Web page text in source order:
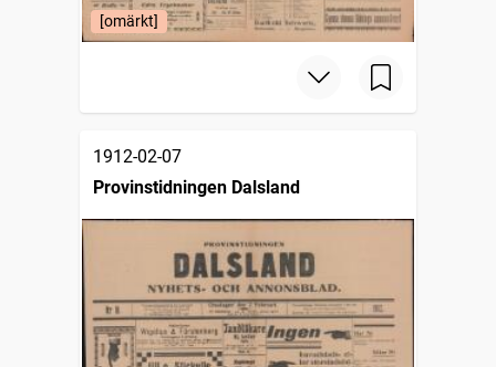
[omärkt]
1912-02-07
Provinstidningen Dalsland